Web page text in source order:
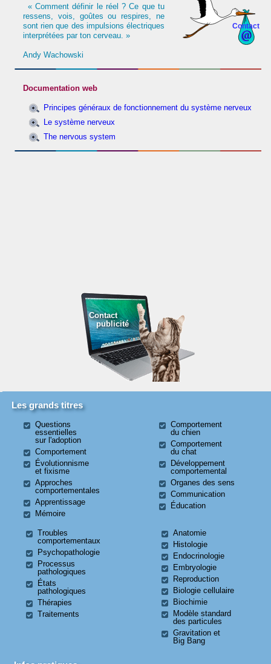
Contact
« Comment définir le réel ? Ce que tu
ressens, vois, goûtes ou respires, ne
sont rien que des impulsions électriques
interprétées par ton cerveau. »
Andy Wachowski
Documentation web
Principes généraux de fonctionnement du système nerveux
Le système nerveux
The nervous system
Contact
publicité
Les grands titres
Questions
essentielles
sur l'adoption
Comportement
Évolutionnisme
et fixisme
Approches
comportementales
Apprentissage
Mémoire
Comportement
du chien
Comportement
du chat
Développement
comportemental
Organes des sens
Communication
Éducation
Troubles
comportementaux
Psychopathologie
Processus
pathologiques
États
pathologiques
Thérapies
Traitements
Anatomie
Histologie
Endocrinologie
Embryologie
Reproduction
Biologie cellulaire
Biochimie
Modèle standard
des particules
Gravitation et
Big Bang